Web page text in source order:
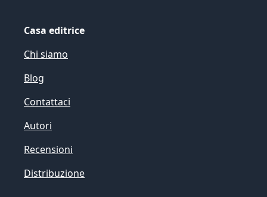
Casa editrice
Chi siamo
Blog
Contattaci
Autori
Recensioni
Distribuzione